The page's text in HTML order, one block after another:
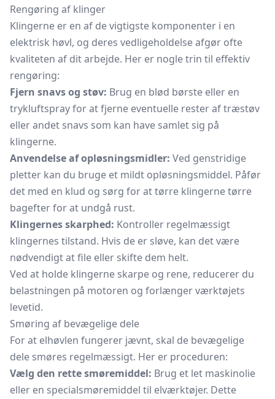
Rengøring af klinger
Klingerne er en af de vigtigste komponenter i en
elektrisk høvl, og deres vedligeholdelse afgør ofte
kvaliteten af dit arbejde. Her er nogle trin til effektiv
rengøring:
Fjern snavs og støv: Brug en blød børste eller en
trykluftspray for at fjerne eventuelle rester af træstøv
eller andet snavs som kan have samlet sig på
klingerne.
Anvendelse af opløsningsmidler: Ved genstridige
pletter kan du bruge et mildt opløsningsmiddel. Påfør
det med en klud og sørg for at tørre klingerne tørre
bagefter for at undgå rust.
Klingernes skarphed: Kontroller regelmæssigt
klingernes tilstand. Hvis de er sløve, kan det være
nødvendigt at file eller skifte dem helt.
Ved at holde klingerne skarpe og rene, reducerer du
belastningen på motoren og forlænger værktøjets
levetid.
Smøring af bevægelige dele
For at elhøvlen fungerer jævnt, skal de bevægelige
dele smøres regelmæssigt. Her er proceduren:
Vælg den rette smøremiddel: Brug et let maskinolie
eller en specialsmøremiddel til elværktøjer. Dette